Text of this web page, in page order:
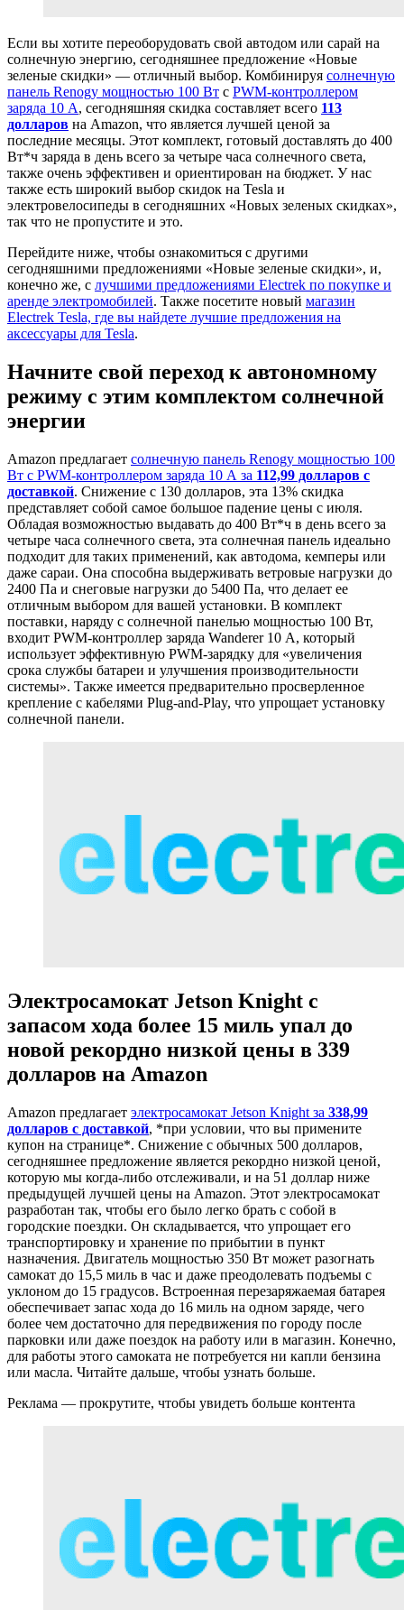
Если вы хотите переоборудовать свой автодом или сарай на
солнечную энергию, сегодняшнее предложение «Новые
зеленые скидки» — отличный выбор. Комбинируя солнечную
панель Renogy мощностью 100 Вт с PWM-контроллером
заряда 10 А, сегодняшняя скидка составляет всего 113
долларов на Amazon, что является лучшей ценой за
последние месяцы. Этот комплект, готовый доставлять до 400
Вт*ч заряда в день всего за четыре часа солнечного света,
также очень эффективен и ориентирован на бюджет. У нас
также есть широкий выбор скидок на Tesla и
электровелосипеды в сегодняшних «Новых зеленых скидках»,
так что не пропустите и это.
Перейдите ниже, чтобы ознакомиться с другими
сегодняшними предложениями «Новые зеленые скидки», и,
конечно же, с лучшими предложениями Electrek по покупке и
аренде электромобилей. Также посетите новый магазин
Electrek Tesla, где вы найдете лучшие предложения на
аксессуары для Tesla.
Начните свой переход к автономному
режиму с этим комплектом солнечной
энергии
Amazon предлагает солнечную панель Renogy мощностью 100
Вт с PWM-контроллером заряда 10 А за 112,99 долларов с
доставкой. Снижение с 130 долларов, эта 13% скидка
представляет собой самое большое падение цены с июля.
Обладая возможностью выдавать до 400 Вт*ч в день всего за
четыре часа солнечного света, эта солнечная панель идеально
подходит для таких применений, как автодома, кемперы или
даже сараи. Она способна выдерживать ветровые нагрузки до
2400 Па и снеговые нагрузки до 5400 Па, что делает ее
отличным выбором для вашей установки. В комплект
поставки, наряду с солнечной панелью мощностью 100 Вт,
входит PWM-контроллер заряда Wanderer 10 А, который
использует эффективную PWM-зарядку для «увеличения
срока службы батареи и улучшения производительности
системы». Также имеется предварительно просверленное
крепление с кабелями Plug-and-Play, что упрощает установку
солнечной панели.
Электросамокат Jetson Knight с
запасом хода более 15 миль упал до
новой рекордно низкой цены в 339
долларов на Amazon
Amazon предлагает электросамокат Jetson Knight за 338,99
долларов с доставкой, *при условии, что вы примените
купон на странице*. Снижение с обычных 500 долларов,
сегодняшнее предложение является рекордно низкой ценой,
которую мы когда-либо отслеживали, и на 51 доллар ниже
предыдущей лучшей цены на Amazon. Этот электросамокат
разработан так, чтобы его было легко брать с собой в
городские поездки. Он складывается, что упрощает его
транспортировку и хранение по прибытии в пункт
назначения. Двигатель мощностью 350 Вт может разогнать
самокат до 15,5 миль в час и даже преодолевать подъемы с
уклоном до 15 градусов. Встроенная перезаряжаемая батарея
обеспечивает запас хода до 16 миль на одном заряде, чего
более чем достаточно для передвижения по городу после
парковки или даже поездок на работу или в магазин. Конечно,
для работы этого самоката не потребуется ни капли бензина
или масла. Читайте дальше, чтобы узнать больше.
Реклама — прокрутите, чтобы увидеть больше контента